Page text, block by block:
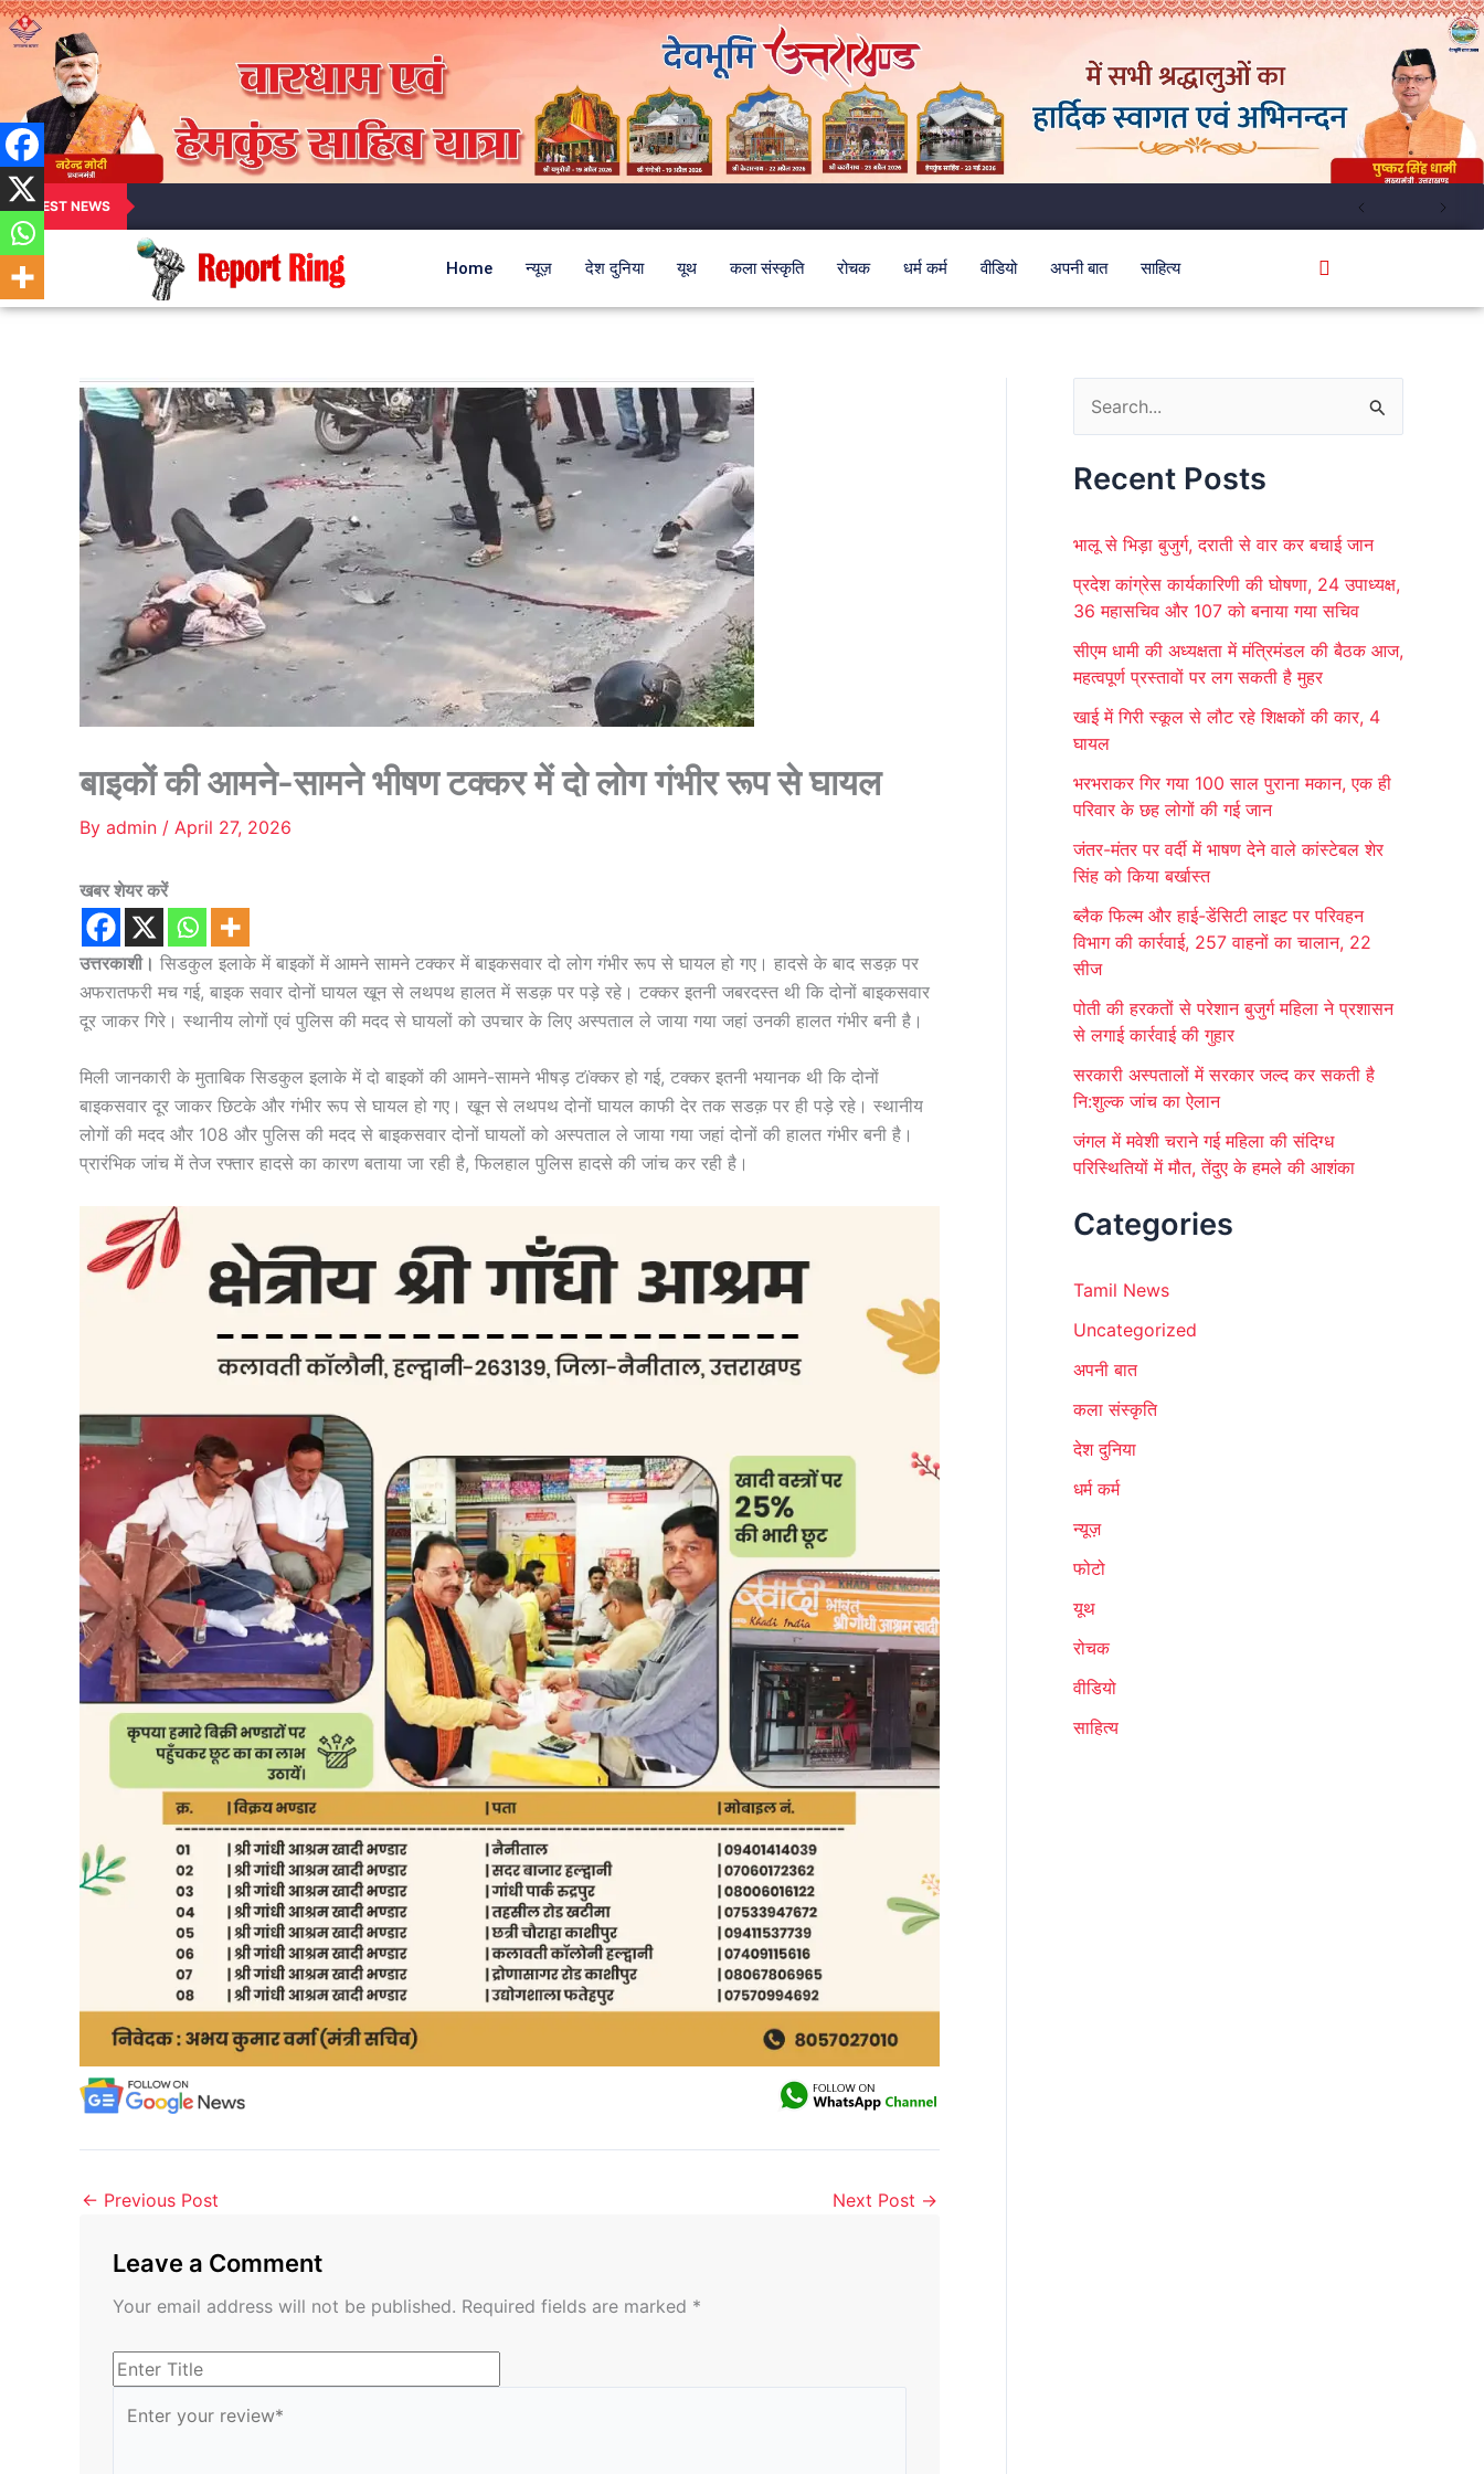
LATEST NEWS
Home न्यूज़ देश दुनिया यूथ कला संस्कृति रोचक धर्म कर्म वीडियो अपनी बात साहित्य
बाइकों की आमने-सामने भीषण टक्कर में दो लोग गंभीर रूप से घायल
By admin / April 27, 2026
खबर शेयर करें
उत्तरकाशी। सिडकुल इलाके में बाइकों में आमने सामने टक्कर में बाइकसवार दो लोग गंभीर रूप से घायल हो गए। हादसे के बाद सडक़ पर
अफरातफरी मच गई, बाइक सवार दोनों घायल खून से लथपथ हालत में सडक़ पर पड़े रहे। टक्कर इतनी जबरदस्त थी कि दोनों बाइकसवार
दूर जाकर गिरे। स्थानीय लोगों एवं पुलिस की मदद से घायलों को उपचार के लिए अस्पताल ले जाया गया जहां उनकी हालत गंभीर बनी है।
मिली जानकारी के मुताबिक सिडकुल इलाके में दो बाइकों की आमने-सामने भीषड़ टïक्कर हो गई, टक्कर इतनी भयानक थी कि दोनों
बाइकसवार दूर जाकर छिटके और गंभीर रूप से घायल हो गए। खून से लथपथ दोनों घायल काफी देर तक सडक़ पर ही पड़े रहे। स्थानीय
लोगों की मदद और 108 और पुलिस की मदद से बाइकसवार दोनों घायलों को अस्पताल ले जाया गया जहां दोनों की हालत गंभीर बनी है।
प्रारंभिक जांच में तेज रफ्तार हादसे का कारण बताया जा रही है, फिलहाल पुलिस हादसे की जांच कर रही है।
← Previous Post Next Post →
Leave a Comment
Your email address will not be published. Required fields are marked *
a
c
h
f
o
Recent Posts
भालू से भिड़ा बुजुर्ग, दराती से वार कर बचाई जान
प्रदेश कांग्रेस कार्यकारिणी की घोषणा, 24 उपाध्यक्ष,
36 महासचिव और 107 को बनाया गया सचिव
सीएम धामी की अध्यक्षता में मंत्रिमंडल की बैठक आज,
महत्वपूर्ण प्रस्तावों पर लग सकती है मुहर
खाई में गिरी स्कूल से लौट रहे शिक्षकों की कार, 4
घायल
भरभराकर गिर गया 100 साल पुराना मकान, एक ही
परिवार के छह लोगों की गई जान
जंतर-मंतर पर वर्दी में भाषण देने वाले कांस्टेबल शेर
सिंह को किया बर्खास्त
ब्लैक फिल्म और हाई-डेंसिटी लाइट पर परिवहन
विभाग की कार्रवाई, 257 वाहनों का चालान, 22
सीज
पोती की हरकतों से परेशान बुजुर्ग महिला ने प्रशासन
से लगाई कार्रवाई की गुहार
सरकारी अस्पतालों में सरकार जल्द कर सकती है
नि:शुल्क जांच का ऐलान
जंगल में मवेशी चराने गई महिला की संदिग्ध
परिस्थितियों में मौत, तेंदुए के हमले की आशंका
Categories
Tamil News
Uncategorized
अपनी बात
कला संस्कृति
देश दुनिया
धर्म कर्म
न्यूज़
फोटो
यूथ
रोचक
वीडियो
साहित्य